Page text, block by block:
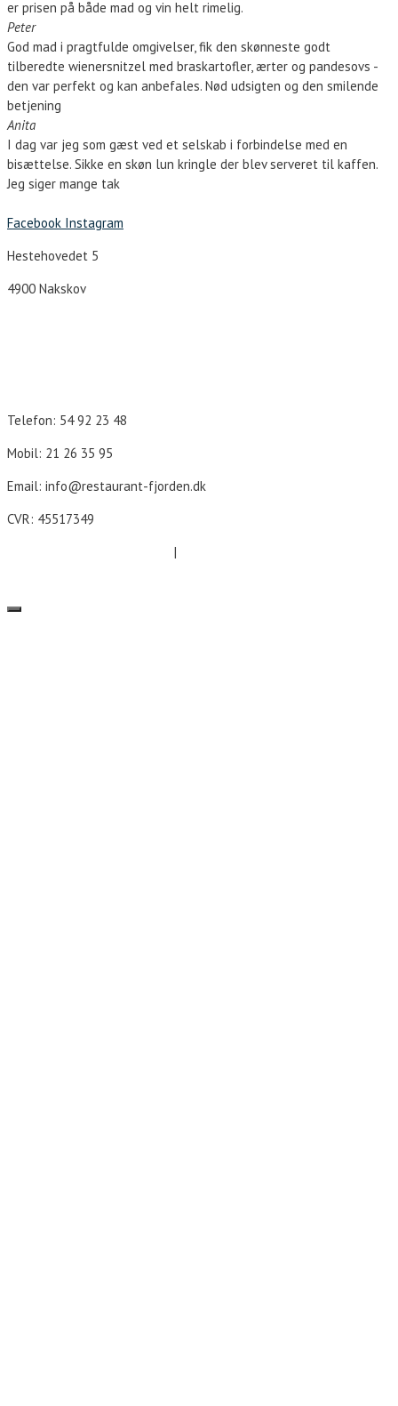
er prisen på både mad og vin helt rimelig.
Peter
God mad i pragtfulde omgivelser, fik den skønneste godt
tilberedte wienersnitzel med braskartofler, ærter og pandesovs -
den var perfekt og kan anbefales. Nød udsigten og den smilende
betjening
Anita
I dag var jeg som gæst ved et selskab i forbindelse med en
bisættelse. Sikke en skøn lun kringle der blev serveret til kaffen.
Jeg siger mange tak
Facebook Instagram
Hestehovedet 5
4900 Nakskov
Telefon: 54 92 23 48
Mobil: 21 26 35 95
Email: info@restaurant-fjorden.dk
CVR: 45517349
|
LUK